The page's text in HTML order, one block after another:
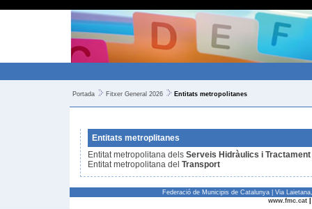
Portada Fitxer General 2026 Entitats metropolitanes
Entitats metroplitanes
Entitat metropolitana dels Serveis Hidràulics i
Entitat metropolitana del Transport
Federació de Municipis de Catalunya | Via
www.fmc.cat